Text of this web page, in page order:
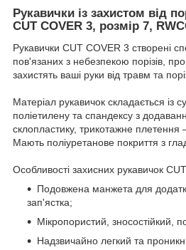
Рукавички із захистом від
CUT COVER 3, розмір 7,
Рукавички CUT COVER 3 створені
пов'язаних з небезпекою порізів,
захистять ваші руки від травм та
Матеріал рукавичок складається із
поліетилену та спандексу з
склопластику, трикотажне плетення
Мають поліуретанове покриття з
Особливості захисних рукавичок
Подовжена манжета для
зап'ястка;
Мікропористий, зносостійкий,
Надзвичайно легкий та